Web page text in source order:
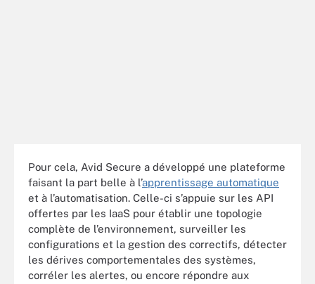
Pour cela, Avid Secure a développé une plateforme
faisant la part belle à l’apprentissage automatique
et à l’automatisation. Celle-ci s’appuie sur les API
offertes par les IaaS pour établir une topologie
complète de l’environnement, surveiller les
configurations et la gestion des correctifs, détecter
les dérives comportementales des systèmes,
corréler les alertes, ou encore répondre aux